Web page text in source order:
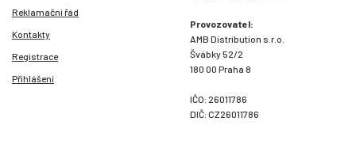
Reklamační řád
Kontakty
Registrace
Přihlášení
Provozovatel:
AMB Distribution s.r.o.
Švábky 52/2
180 00 Praha 8
IČO: 26011786
DIČ: CZ26011786